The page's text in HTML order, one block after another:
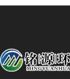
装置厂家青岛铭源